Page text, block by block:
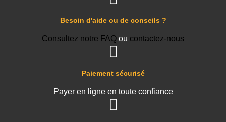
Paiement sécurisé
Payer en ligne en toute confiance
Besoin d'aide ou de conseils ?
Consultez notre FAQ ou contactez-nous